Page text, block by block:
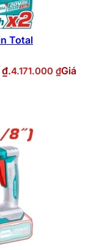
Total
4.171.000 ₫Giá